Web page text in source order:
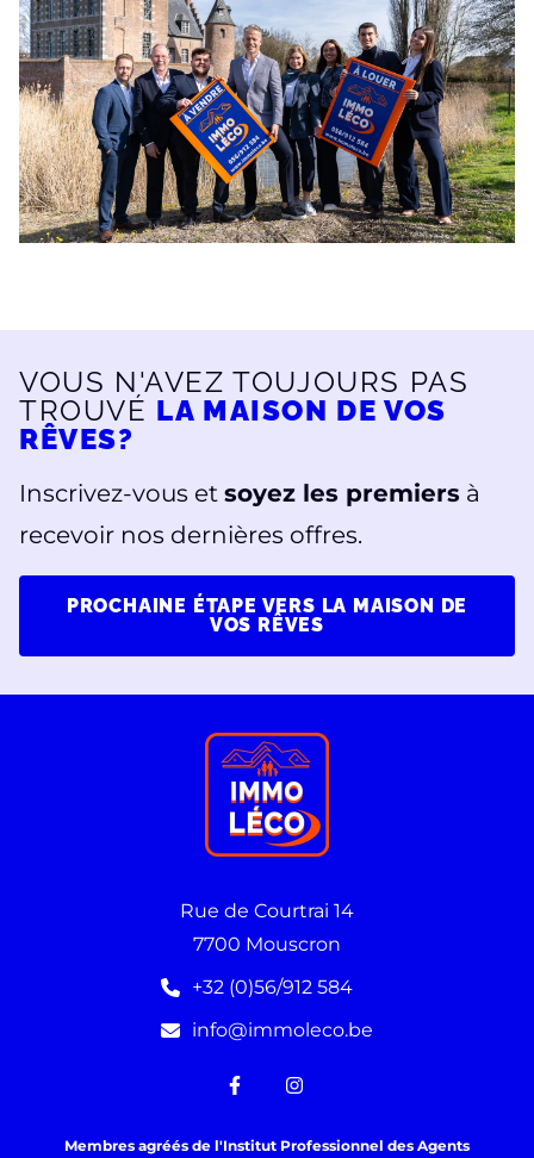
VOUS N'AVEZ TOUJOURS PAS
TROUVÉ LA MAISON DE VOS
RÊVES?
Inscrivez-vous et soyez les premiers à
recevoir nos dernières offres.
PROCHAINE ÉTAPE VERS LA MAISON DE
VOS RÊVES
Rue de Courtrai 14
7700 Mouscron
+32 (0)56/912 584
info@immoleco.be
Membres agréés de l'Institut Professionnel des Agents